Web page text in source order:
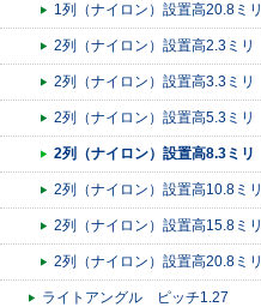
1列（ナイロン）設置高20.8ミリ
2列（ナイロン）設置高2.3ミリ
2列（ナイロン）設置高3.3ミリ
2列（ナイロン）設置高5.3ミリ
2列（ナイロン）設置高8.3ミリ
2列（ナイロン）設置高10.8ミリ
2列（ナイロン）設置高15.8ミリ
2列（ナイロン）設置高20.8ミリ
ライトアングル ピッチ1.27